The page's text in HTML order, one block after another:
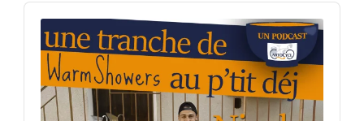
Audio
Player